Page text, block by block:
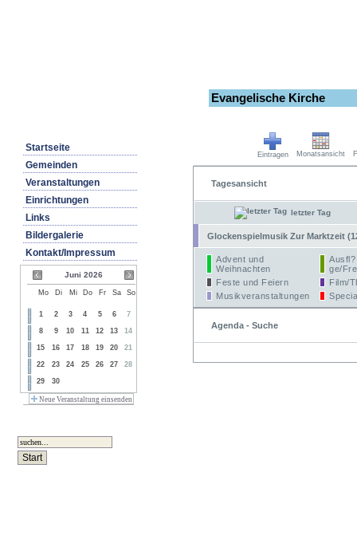
Evangelische Kirche
Startseite
Gemeinden
Veranstaltungen
Einrichtungen
Links
Bildergalerie
Kontakt/Impressum
Juni 2026
Mo Di Mi Do Fr Sa So
1 2 3 4 5 6 7
8 9 10 11 12 13 14
15 16 17 18 19 20 21
22 23 24 25 26 27 28
29 30
Neue Veranstaltung einsenden
Eintragen Monatsansicht
Tagesansicht
letzter Tag
Glockenspielmusik Zur Marktzeit
Advent und
Weihnachten
Ausfl?
ge/
Feste und Feiern
Film/
Musikveranstaltungen
Agenda - Suche